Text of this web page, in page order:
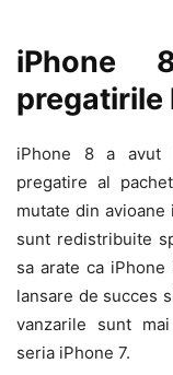
iPhone
pregatirile
iPhone 8 a avut
pregatire al
mutate din
sunt redistribuite
sa arate ca
lansare de succes
vanzarile sunt
seria iPhone 7.